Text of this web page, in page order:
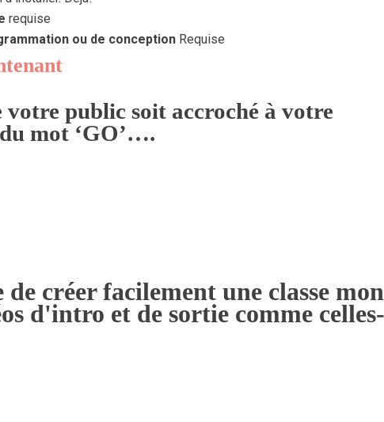
requise
ou de conception Requise
public soit accroché à votre
mot ‘GO’….
de créer facilement une classe
d'intro et de sortie comme